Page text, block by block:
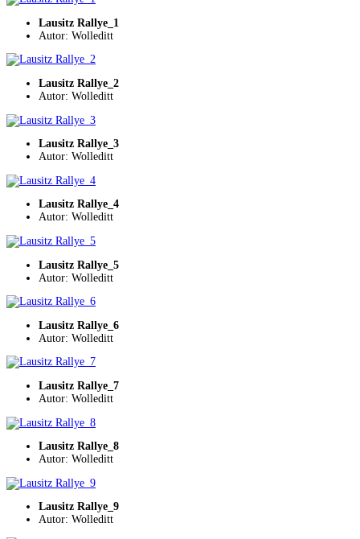
Lausitz Rallye_1
Autor: Wolleditt
Lausitz Rallye_2
Autor: Wolleditt
Lausitz Rallye_3
Autor: Wolleditt
Lausitz Rallye_4
Autor: Wolleditt
Lausitz Rallye_5
Autor: Wolleditt
Lausitz Rallye_6
Autor: Wolleditt
Lausitz Rallye_7
Autor: Wolleditt
Lausitz Rallye_8
Autor: Wolleditt
Lausitz Rallye_9
Autor: Wolleditt